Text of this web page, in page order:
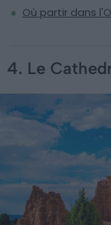
Où partir dans
4. Le